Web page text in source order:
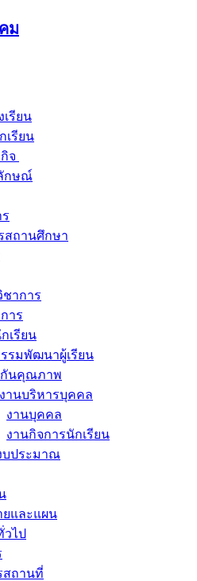
ม
รียน
เรียน
จ
กษณ์
ถานศึกษา
าการ
าร
เรียน
รมพัฒนาผู้เรียน
กันคุณภาพ
านบริหารบุคคล
งานบุคคล
งานกิจการนักเรียน
บประมาณ
ยและแผน
ไป
สถานที่